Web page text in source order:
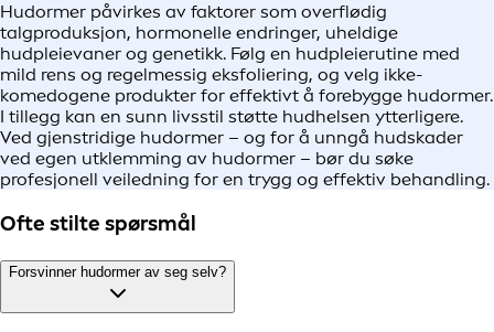
Hudormer påvirkes av faktorer som overflødig
talgproduksjon, hormonelle endringer, uheldige
hudpleievaner og genetikk. Følg en hudpleierutine med
mild rens og regelmessig eksfoliering, og velg ikke-
komedogene produkter for effektivt å forebygge hudormer.
I tillegg kan en sunn livsstil støtte hudhelsen ytterligere.
Ved gjenstridige hudormer – og for å unngå hudskader
ved egen utklemming av hudormer – bør du søke
profesjonell veiledning for en trygg og effektiv behandling.
Ofte stilte spørsmål
Forsvinner hudormer av seg selv?